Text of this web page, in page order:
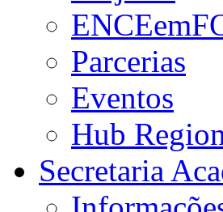
Parcerias
Eventos
Hub
Secretaria